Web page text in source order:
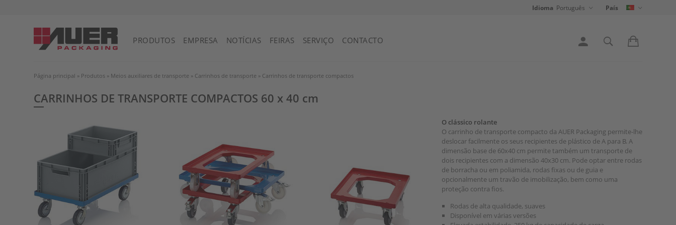
Idioma Português País
PRODUTOS EMPRESA NOTÍCIAS FEIRAS SERVIÇO CONTACTO
Página principal » Produtos » Meios auxiliares de transporte » Carrinhos de transporte » Carrinhos de transporte compactos
CARRINHOS DE TRANSPORTE COMPACTOS 60 x 40 cm
O clássico rolante
O carrinho de transporte compacto da AUER Packaging permite-lhe
deslocar facilmente os seus recipientes de plástico de A para B. A
dimensão base de 60x40 cm permite também um transporte de
dois recipientes com a dimensão 40x30 cm. Pode optar entre rodas
de borracha ou em poliamida, rodas fixas ou de guia e
opcionalmente um travão de imobilização, bem como uma
proteção contra fios.
Rodas de alta qualidade, suaves
Disponível em várias versões